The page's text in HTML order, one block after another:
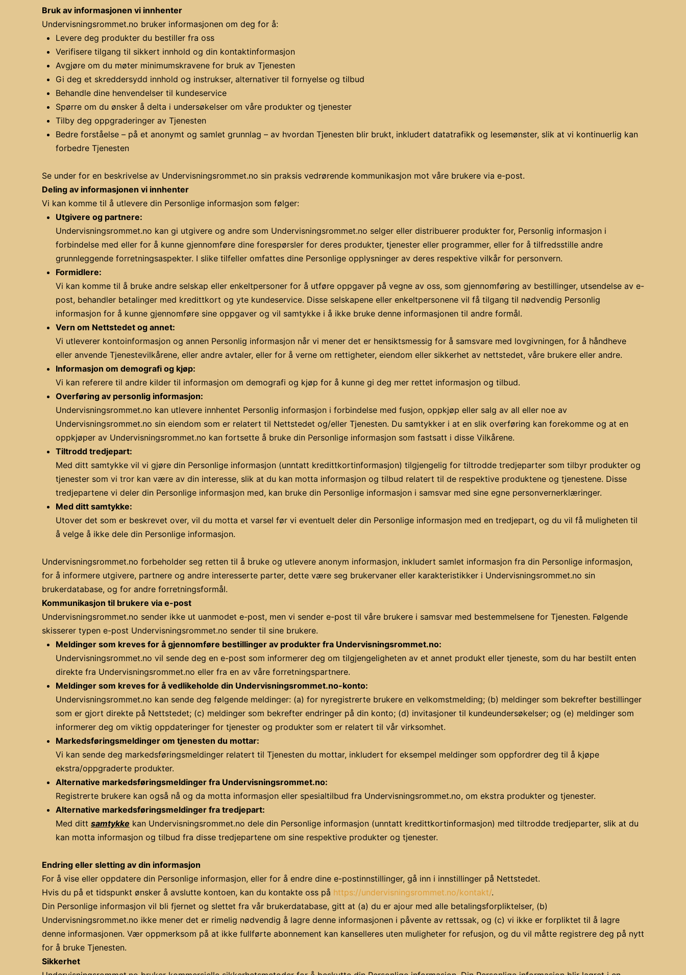
Bruk av informasjonen vi innhenter
Undervisningsrommet.no bruker informasjonen om deg for å:
Levere deg produkter du bestiller fra oss
Verifisere tilgang til sikkert innhold og din kontaktinformasjon
Avgjøre om du møter minimumskravene for bruk av Tjenesten
Gi deg et skreddersydd innhold og instrukser, alternativer til fornyelse og tilbud
Behandle dine henvendelser til kundeservice
Spørre om du ønsker å delta i undersøkelser om våre produkter og tjenester
Tilby deg oppgraderinger av Tjenesten
Bedre forståelse – på et anonymt og samlet grunnlag – av hvordan Tjenesten blir brukt, inkludert datatrafikk og lesemønster, slik at vi kontinuerlig kan
forbedre Tjenesten
Se under for en beskrivelse av Undervisningsrommet.no sin praksis vedrørende kommunikasjon mot våre brukere via e-post.
Deling av informasjonen vi innhenter
Vi kan komme til å utlevere din Personlige informasjon som følger:
Utgivere og partnere:
Undervisningsrommet.no kan gi utgivere og andre som Undervisningsrommet.no selger eller distribuerer produkter for, Personlig informasjon i
forbindelse med eller for å kunne gjennomføre dine forespørsler for deres produkter, tjenester eller programmer, eller for å tilfredsstille andre
grunnleggende forretningsaspekter. I slike tilfeller omfattes dine Personlige opplysninger av deres respektive vilkår for personvern.
Formidlere:
Vi kan komme til å bruke andre selskap eller enkeltpersoner for å utføre oppgaver på vegne av oss, som gjennomføring av bestillinger, utsendelse av e-
post, behandler betalinger med kredittkort og yte kundeservice. Disse selskapene eller enkeltpersonene vil få tilgang til nødvendig Personlig
informasjon for å kunne gjennomføre sine oppgaver og vil samtykke i å ikke bruke denne informasjonen til andre formål.
Vern om Nettstedet og annet:
Vi utleverer kontoinformasjon og annen Personlig informasjon når vi mener det er hensiktsmessig for å samsvare med lovgivningen, for å håndheve
eller anvende Tjenestevilkårene, eller andre avtaler, eller for å verne om rettigheter, eiendom eller sikkerhet av nettstedet, våre brukere eller andre.
Informasjon om demografi og kjøp:
Vi kan referere til andre kilder til informasjon om demografi og kjøp for å kunne gi deg mer rettet informasjon og tilbud.
Overføring av personlig informasjon:
Undervisningsrommet.no kan utlevere innhentet Personlig informasjon i forbindelse med fusjon, oppkjøp eller salg av all eller noe av
Undervisningsrommet.no sin eiendom som er relatert til Nettstedet og/eller Tjenesten. Du samtykker i at en slik overføring kan forekomme og at en
oppkjøper av Undervisningsrommet.no kan fortsette å bruke din Personlige informasjon som fastsatt i disse Vilkårene.
Tiltrodd tredjepart:
Med ditt samtykke vil vi gjøre din Personlige informasjon (unntatt kredittkortinformasjon) tilgjengelig for tiltrodde tredjeparter som tilbyr produkter og
tjenester som vi tror kan være av din interesse, slik at du kan motta informasjon og tilbud relatert til de respektive produktene og tjenestene. Disse
tredjepartene vi deler din Personlige informasjon med, kan bruke din Personlige informasjon i samsvar med sine egne personvernerklæringer.
Med ditt samtykke:
Utover det som er beskrevet over, vil du motta et varsel før vi eventuelt deler din Personlige informasjon med en tredjepart, og du vil få muligheten til
å velge å ikke dele din Personlige informasjon.
Undervisningsrommet.no forbeholder seg retten til å bruke og utlevere anonym informasjon, inkludert samlet informasjon fra din Personlige informasjon,
for å informere utgivere, partnere og andre interesserte parter, dette være seg brukervaner eller karakteristikker i Undervisningsrommet.no sin
brukerdatabase, og for andre forretningsformål.
Kommunikasjon til brukere via e-post
Undervisningsrommet.no sender ikke ut uanmodet e-post, men vi sender e-post til våre brukere i samsvar med bestemmelsene for Tjenesten. Følgende
skisserer typen e-post Undervisningsrommet.no sender til sine brukere.
Meldinger som kreves for å gjennomføre bestillinger av produkter fra Undervisningsrommet.no:
Undervisningsrommet.no vil sende deg en e-post som informerer deg om tilgjengeligheten av et annet produkt eller tjeneste, som du har bestilt enten
direkte fra Undervisningsrommet.no eller fra en av våre forretningspartnere.
Meldinger som kreves for å vedlikeholde din Undervisningsrommet.no-konto:
Undervisningsrommet.no kan sende deg følgende meldinger: (a) for nyregistrerte brukere en velkomstmelding; (b) meldinger som bekrefter bestillinger
som er gjort direkte på Nettstedet; (c) meldinger som bekrefter endringer på din konto; (d) invitasjoner til kundeundersøkelser; og (e) meldinger som
informerer deg om viktig oppdateringer for tjenester og produkter som er relatert til vår virksomhet.
Markedsføringsmeldinger om tjenesten du mottar:
Vi kan sende deg markedsføringsmeldinger relatert til Tjenesten du mottar, inkludert for eksempel meldinger som oppfordrer deg til å kjøpe
ekstra/oppgraderte produkter.
Alternative markedsføringsmeldinger fra Undervisningsrommet.no:
Registrerte brukere kan også nå og da motta informasjon eller spesialtilbud fra Undervisningsrommet.no, om ekstra produkter og tjenester.
Alternative markedsføringsmeldinger fra tredjepart:
Med ditt samtykke kan Undervisningsrommet.no dele din Personlige informasjon (unntatt kredittkortinformasjon) med tiltrodde tredjeparter, slik at du
kan motta informasjon og tilbud fra disse tredjepartene om sine respektive produkter og tjenester.
Endring eller sletting av din informasjon
For å vise eller oppdatere din Personlige informasjon, eller for å endre dine e-postinnstillinger, gå inn i innstillinger på Nettstedet.
Hvis du på et tidspunkt ønsker å avslutte kontoen, kan du kontakte oss på https://undervisningsrommet.no/kontakt/.
Din Personlige informasjon vil bli fjernet og slettet fra vår brukerdatabase, gitt at (a) du er ajour med alle betalingsforpliktelser, (b)
Undervisningsrommet.no ikke mener det er rimelig nødvendig å lagre denne informasjonen i påvente av rettssak, og (c) vi ikke er forpliktet til å lagre
denne informasjonen. Vær oppmerksom på at ikke fullførte abonnement kan kanselleres uten muligheter for refusjon, og du vil måtte registrere deg på nytt
for å bruke Tjenesten.
Sikkerhet